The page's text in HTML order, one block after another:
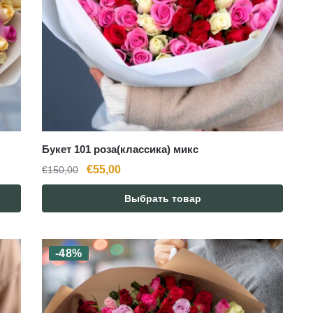
Букет 101 роза(классика) микс
€150,00
Первоначальная
цена
составляла
€55,00Текущая
цена:
€55,00.
Выбрать товар
-48%